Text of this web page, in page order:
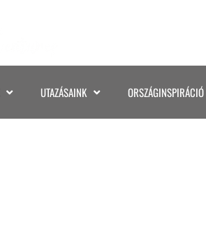
UTAZÁSAINK ORSZÁGINSPIRÁCIÓ